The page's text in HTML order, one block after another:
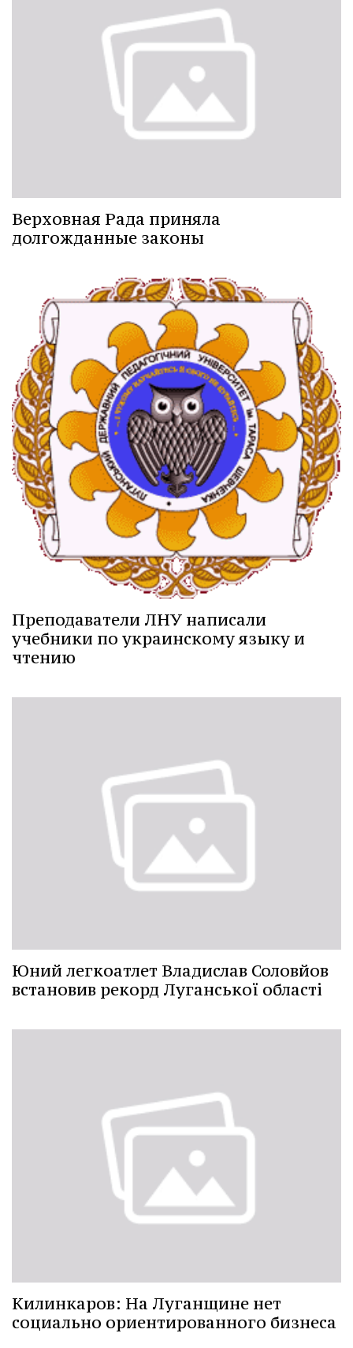
Верховная Рада приняла
долгожданные законы
Преподаватели ЛНУ написали
учебники по украинскому языку и
чтению
Юний легкоатлет Владислав Соловйов
встановив рекорд Луганської області
Килинкаров: На Луганщине нет
социально ориентированного бизнеса